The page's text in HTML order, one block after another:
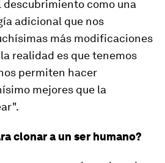
como una
adicional que nos
más modificaciones
realidad es que tenemos
permiten hacer
mejores que la
clonar a un ser humano?